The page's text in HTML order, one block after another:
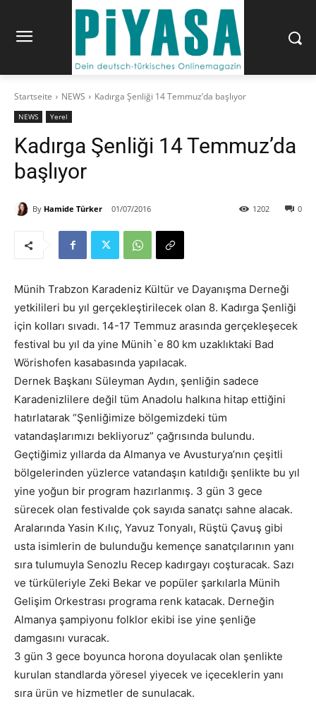
Startseite NEWS Kadırga Şenliği 14 Temmuz’da başlıyor
NEWS Yerel
Kadırga Şenliği 14 Temmuz’da
başlıyor
By Hamide Türker 01/07/2016 0
1202
Münih Trabzon Karadeniz Kültür ve Dayanışma Derneği
yetkilileri bu yıl gerçekleştirilecek olan 8. Kadırga Şenliği
için kolları sıvadı. 14-17 Temmuz arasında gerçekleşecek
festival bu yıl da yine Münih`e 80 km uzaklıktaki Bad
Wörishofen kasabasında yapılacak.
Dernek Başkanı Süleyman Aydın, şenliğin sadece
Karadenizlilere değil tüm Anadolu halkına hitap ettiğini
hatırlatarak “Şenliğimize bölgemizdeki tüm
vatandaşlarımızı bekliyoruz” çağrısında bulundu.
Geçtiğimiz yıllarda da Almanya ve Avusturya’nın çeşitli
bölgelerinden yüzlerce vatandaşın katıldığı şenlikte bu yıl
yine yoğun bir program hazırlanmış. 3 gün 3 gece
sürecek olan festivalde çok sayıda sanatçı sahne alacak.
Aralarında Yasin Kılıç, Yavuz Tonyalı, Rüştü Çavuş gibi
usta isimlerin de bulunduğu kemençe sanatçılarının yanı
sıra tulumuyla Senozlu Recep kadırgayı coşturacak. Sazı
ve türküleriyle Zeki Bekar ve popüler şarkılarla Münih
Gelişim Orkestrası programa renk katacak. Derneğin
Almanya şampiyonu folklor ekibi ise yine şenliğe
damgasını vuracak.
3 gün 3 gece boyunca horona doyulacak olan şenlikte
kurulan standlarda yöresel yiyecek ve içeceklerin yanı
sıra ürün ve hizmetler de sunulacak.